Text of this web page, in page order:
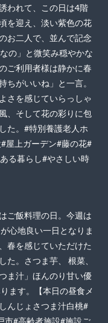
われて、この日は4階
を迎え、淡い紫色の花
お二人で、並んで記念
の」と微笑み穏やかな
ご利用者様は静かに春
ちがいいね」と一言。
さを感じていらっしゃ
、そして花の彩りに包
た。#特別養護老人ホ
屋上ガーデン#藤の花#
る暮らし#やさしい時
ご飯料理の日。今週は
心地良い一日となりま
春を感じていただけた
た。さつま芋、 根菜、
ま汁」ほんのり甘い優
ます。【本日の昼食メ
んじょさつま汁白桃#
市#高齢者施設#施設ご